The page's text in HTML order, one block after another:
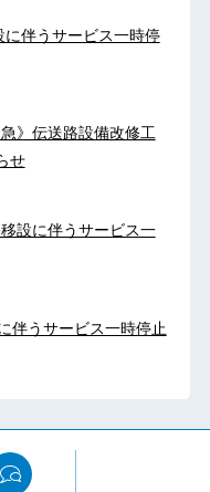
伴うサービス一時停
》伝送路設備改修工
せ
設に伴うサービス一
伴うサービス一時停止